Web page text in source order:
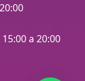
a 20:00